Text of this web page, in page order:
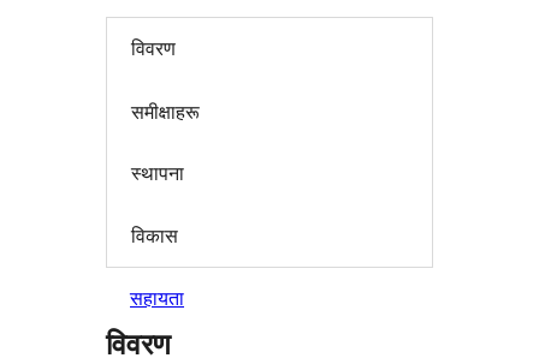
विवरण
समीक्षाहरू
स्थापना
विकास
सहायता
विवरण